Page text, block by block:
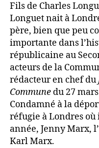
Fils de Charles
Longuet nait à
père, bien que peu
importante dans
républicaine au
acteurs de la
rédacteur en chef du
Commune du 27
Condamné à la
réfugie à Londres où
année, Jenny Marx,
Karl Marx.